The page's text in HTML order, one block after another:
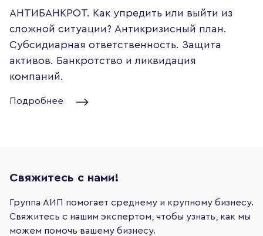
АНТИБАНКРОТ. Как упредить или выйти из
сложной ситуации? Антикризисный план.
Субсидиарная ответственность. Защита
активов. Банкротство и ликвидация
компаний.
Подробнее
Свяжитесь с нами!
Группа АИП помогает среднему и крупному бизнесу.
Свяжитесь с нашим экспертом, чтобы узнать, как мы
можем помочь вашему бизнесу.